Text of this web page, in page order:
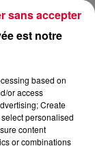
est notre
based on
or access
Create
personalised
content
or combinations
sans accepter